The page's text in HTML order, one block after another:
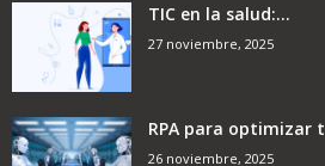
TIC en la salud:...
27 noviembre, 2025
RPA para optimizar
26 noviembre, 2025